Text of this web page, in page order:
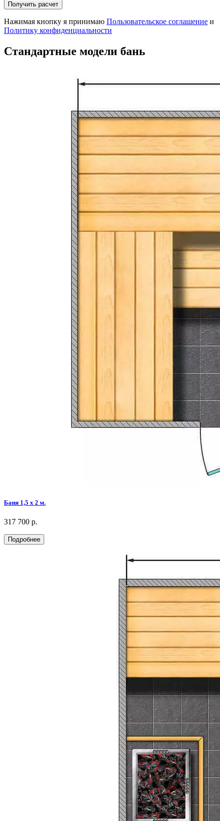
Получить расчет
Нажимая кнопку я принимаю Пользовательское соглашение и
Политику конфиденциальности
Стандартные модели бань
Баня 1,5 х 2 м.
317 700 р.
Подробнее